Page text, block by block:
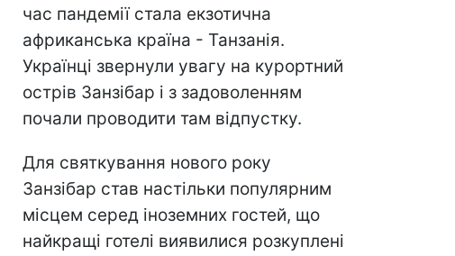
час пандемії стала екзотична
африканська країна - Танзанія.
Українці звернули увагу на курортний
острів Занзібар і з задоволенням
почали проводити там відпустку.
Для святкування нового року
Занзібар став настільки популярним
місцем серед іноземних гостей, що
найкращі готелі виявилися розкуплені